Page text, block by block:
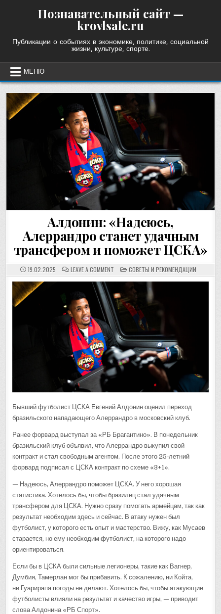
Познавательный сайт —
krovlsale.ru
Публикации о событиях в экономике, политике, социальной
жизни, культуре, спорте.
МЕНЮ
Алдонин: «Надеюсь,
Алеррандро станет удачным
трансфером и поможет ЦСКА»
19.02.2025 LEAVE A COMMENTON
АЛДОНИН:
«НАДЕЮСЬ,
СТАНЕТ
УДАЧНЫМ
ТРАНСФЕРОМ
И
ПОМОЖЕТ
ЦСКА»
POSTED
IN
СОВЕТЫ И РЕКОМЕНДАЦИИ
Бывший футболист ЦСКА Евгений Алдонин оценил переход
бразильского нападающего Алеррандро в московский клуб.
Ранее форвард выступал за «РБ Брагантино». В понедельник
бразильский клуб объявил, что Алеррандро выкупил свой
контракт и стал свободным агентом. После этого 25‑летний
форвард подписал с ЦСКА контракт по схеме «3+1».
— Надеюсь, Алеррандро поможет ЦСКА. У него хорошая
статистика. Хотелось бы, чтобы бразилец стал удачным
трансфером для ЦСКА. Нужно сразу помогать армейцам, так как
результат необходим здесь и сейчас. В атаку нужен был
футболист, у которого есть опыт и мастерство. Вижу, как Мусаев
старается, но ему необходим футболист, на которого надо
ориентироваться.
Если бы в ЦСКА были сильные легионеры, такие как Вагнер,
Думбия, Тамерлан мог бы прибавить. К сожалению, ни Койта,
ни Гуарирапа погоды не делают. Хотелось бы, чтобы атакующие
футболисты влияли на результат и качество игры, — приводит
слова Алдонина «РБ Спорт».